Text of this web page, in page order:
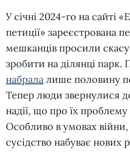
У січні 2024-го на сайті
петиції» зареєстрована
мешканців просили
зробити на ділянці парк.
набрала лише половину
Тепер люди звернулися
надії, що про їх
Особливо в умовах
сусідство набуває нових